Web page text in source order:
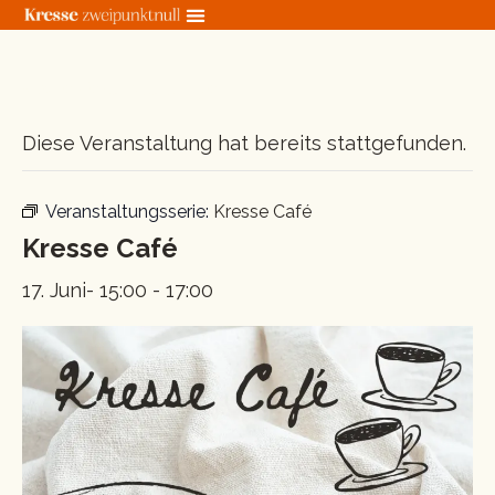
Zum
Diese Veranstaltung hat bereits stattgefunden.
Veranstaltungsserie: Kresse Café
Kresse Café
17. Juni- 15:00 - 17:00